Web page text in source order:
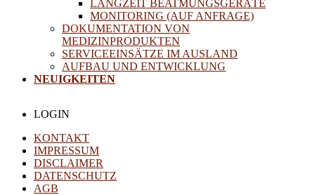
LANGZEIT BEATMUNGSGERÄTE
MONITORING (AUF ANFRAGE)
DOKUMENTATION VON
MEDIZINPRODUKTEN
SERVICEEINSÄTZE IM AUSLAND
AUFBAU UND ENTWICKLUNG
NEUIGKEITEN
LOGIN
KONTAKT
IMPRESSUM
DISCLAIMER
DATENSCHUTZ
AGB